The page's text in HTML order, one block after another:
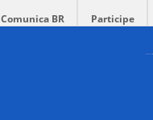
Comunica BR Participe